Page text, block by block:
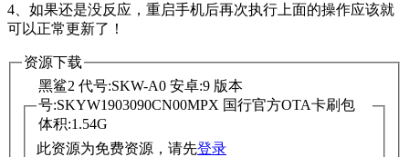
4、如果还是没反应，重启手机后再次执行上面的操作应该就
可以正常更新了！
资源下载
黑鲨2 代号:SKW-A0 安卓:9 版本
号:SKYW1903090CN00MPX 国行官方OTA卡刷包
体积:1.54G
此资源为免费资源，请先登录